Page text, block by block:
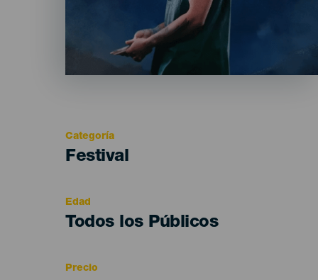
Categoría
Categoría
Festival
Edad
Edad
Todos los Públicos
Precio